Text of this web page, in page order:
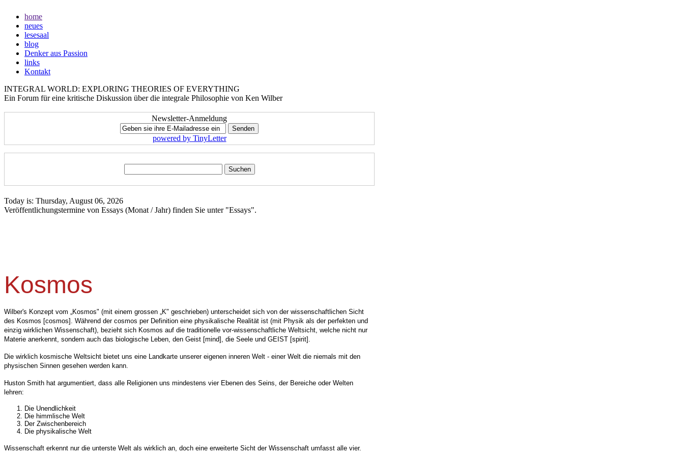
home
neues
lesesaal
blog
Denker aus Passion
links
Kontakt
INTEGRAL WORLD: EXPLORING THEORIES OF EVERYTHING
Ein Forum für eine kritische Diskussion über die integrale Philosophie von Ken Wilber
Newsletter-Anmeldung
powered by TinyLetter
Today is: Thursday, August 06, 2026
Veröffentlichungstermine von Essays (Monat / Jahr) finden Sie unter "Essays".
Kosmos
Wilber's Konzept vom „Kosmos" (mit einem grossen „K" geschrieben) unterscheidet sich von der wissenschaftlichen Sicht
des Kosmos [cosmos]. Während der cosmos per Definition eine physikalische Realität ist (mit Physik als der perfekten und
einzig wirklichen Wissenschaft), bezieht sich Kosmos auf die traditionelle vor-wissenschaftliche Weltsicht, welche nicht nur
Materie anerkennt, sondern auch das biologische Leben, den Geist [mind], die Seele und GEIST [spirit].
Die wirklich kosmische Weltsicht bietet uns eine Landkarte unserer eigenen inneren Welt - einer Welt die niemals mit den
physischen Sinnen gesehen werden kann.
Huston Smith hat argumentiert, dass alle Religionen uns mindestens vier Ebenen des Seins, der Bereiche oder Welten
lehren:
Die Unendlichkeit
Die himmlische Welt
Der Zwischenbereich
Die physikalische Welt
Wissenschaft erkennt nur die unterste Welt als wirklich an, doch eine erweiterte Sicht der Wissenschaft umfasst alle vier.